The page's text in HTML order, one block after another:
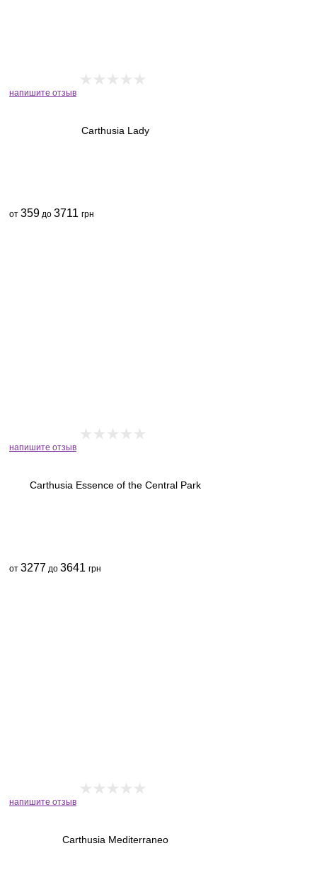
напишите отзыв
Carthusia Lady
от 359 до 3711 грн
напишите отзыв
Carthusia Essence of the Central Park
от 3277 до 3641 грн
напишите отзыв
Carthusia Mediterraneo